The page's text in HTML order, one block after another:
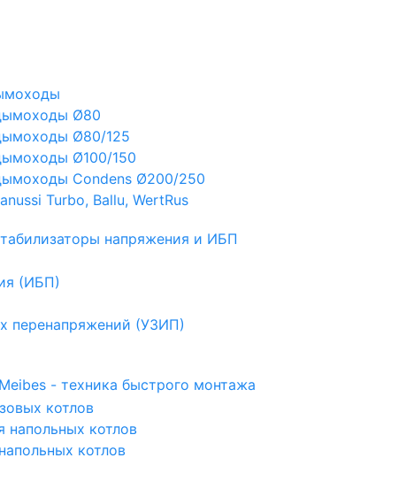
Ø80
Ø80/125
Ø100/150
Condens Ø200/250
Turbo, Ballu, WertRus
напряжения и ИБП
(ИБП)
перенапряжений (УЗИП)
Meibes - техника быстрого монтажа
котлов
напольных котлов
котлов